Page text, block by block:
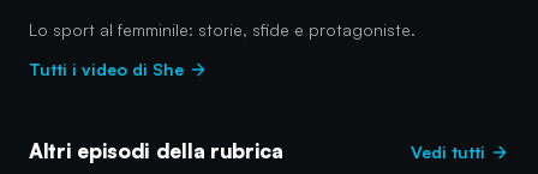
Lo sport al femminile: storie, sfide e protagoniste.
Tutti i video di She
Altri episodi della rubrica Vedi tutti